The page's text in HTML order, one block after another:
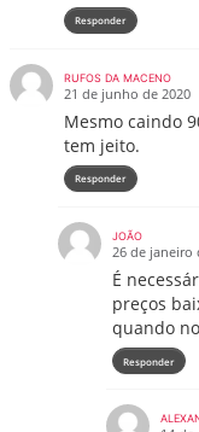
Responder
RUFOS DA MACENO
21 de junho de 2020
Mesmo caindo
tem jeito.
Responder
JOÃO
26 de janeiro
É
preços
quando
Responder